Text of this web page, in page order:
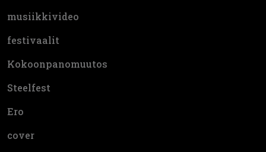
musiikkivideo
festivaalit
Kokoonpanomuutos
Steelfest
Ero
cover